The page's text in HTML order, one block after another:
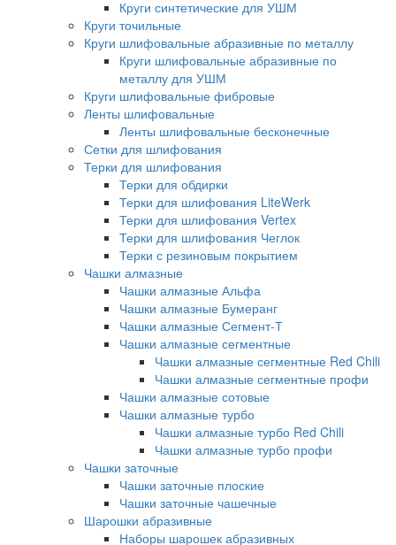
Круги синтетические для УШМ
Круги точильные
Круги шлифовальные абразивные по металлу
Круги шлифовальные абразивные по
металлу для УШМ
Круги шлифовальные фибровые
Ленты шлифовальные
Ленты шлифовальные бесконечные
Сетки для шлифования
Терки для шлифования
Терки для обдирки
Терки для шлифования LiteWerk
Терки для шлифования Vertex
Терки для шлифования Чеглок
Терки с резиновым покрытием
Чашки алмазные
Чашки алмазные Альфа
Чашки алмазные Бумеранг
Чашки алмазные Сегмент-Т
Чашки алмазные сегментные
Чашки алмазные сегментные Red Chili
Чашки алмазные сегментные профи
Чашки алмазные сотовые
Чашки алмазные турбо
Чашки алмазные турбо Red Chili
Чашки алмазные турбо профи
Чашки заточные
Чашки заточные плоские
Чашки заточные чашечные
Шарошки абразивные
Наборы шарошек абразивных